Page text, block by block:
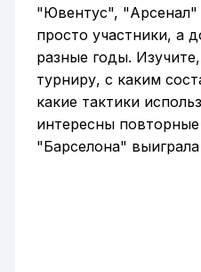
"Ювентус",
просто участники, а
разные годы.
турниру, с каким
какие тактики
интересны
"Барселона"